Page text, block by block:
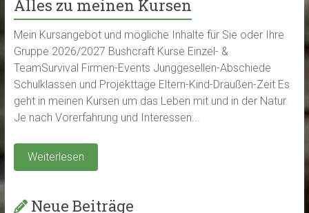
Alles zu meinen Kursen
Mein Kursangebot und mögliche Inhalte für Sie oder Ihre
Gruppe 2026/2027 Bushcraft Kurse Einzel- &
TeamSurvival Firmen-Events Junggesellen-Abschiede
Schulklassen und Projekttage Eltern-Kind-Draußen-Zeit Es
geht in meinen Kursen um das Leben mit und in der Natur.
Je nach Vorerfahrung und Interessen...
Weiterlesen
Neue Beiträge